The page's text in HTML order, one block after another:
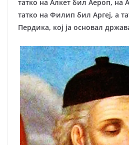
татко на Алкет бил Аероп, на
татко на Филип бил Аргеј, а
Пердика, кој ја основал